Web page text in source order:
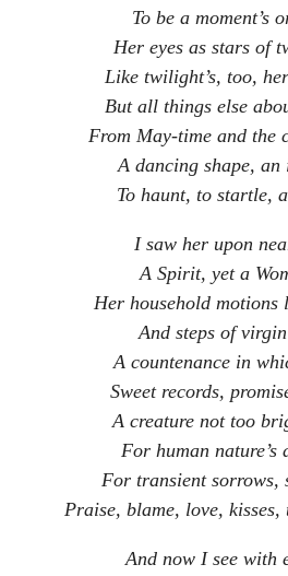
To be a moment’s
Her eyes as stars of
Like twilight’s, too,
But all things else
From May-time and the
A dancing shape, an
To haunt, to startle,
I saw her upon
A Spirit, yet a
Her household motions
And steps of
A countenance in
Sweet records,
A creature not too
For human nature’s
For transient sorrows,
Praise, blame, love, kisses,
And now I see with